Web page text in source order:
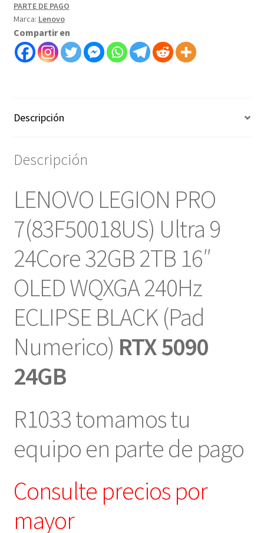
PARTE DE PAGO
Marca: Lenovo
Compartir en
Descripción
Descripción
LENOVO LEGION PRO
7(83F50018US) Ultra 9
24Core 32GB 2TB 16″
OLED WQXGA 240Hz
ECLIPSE BLACK (Pad
Numerico) RTX 5090
24GB
R1033 tomamos tu
equipo en parte de pago
Consulte precios por
mayor